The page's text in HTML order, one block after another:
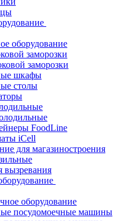
оборудование
заморозки
заморозки
шкафы
столы
FoodLine
iCell
для магазиностроения
оборудование
посудомоечные машины